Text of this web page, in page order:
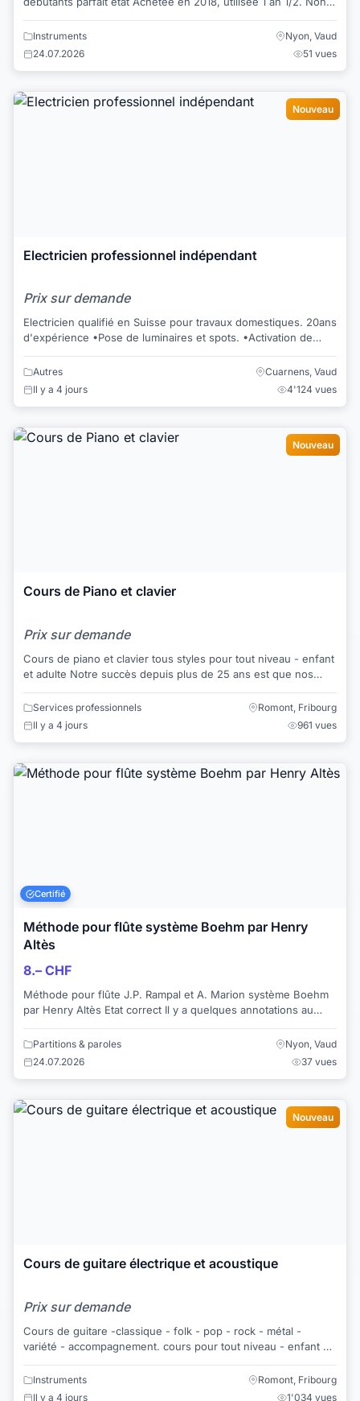
Instruments
Nyon, Vaud
24.07.2026
51 vues
Nouveau
Electricien professionnel indépendant
Prix sur demande
Electricien qualifié en Suisse pour travaux domestiques. 20ans
d'expérience •Pose de luminaires et spots. •Activation de
lignes téléphone/int...
Autres
Cuarnens, Vaud
Il y a 4 jours
4'124 vues
Nouveau
Cours de Piano et clavier
Prix sur demande
Cours de piano et clavier tous styles pour tout niveau - enfant
et adulte Notre succès depuis plus de 25 ans est que nos
Services professionnels
Romont, Fribourg
Il y a 4 jours
961 vues
Certifié
Méthode pour flûte système Boehm par Henry
Altès
8.– CHF
Méthode pour flûte J.P. Rampal et A. Marion système Boehm
par Henry Altès Etat correct Il y a quelques annotations au
crayon gris Je vends d...
Partitions & paroles
Nyon, Vaud
24.07.2026
37 vues
Nouveau
Cours de guitare électrique et acoustique
Prix sur demande
Cours de guitare -classique - folk - pop - rock - métal -
variété - accompagnement. cours pour tout niveau - enfant et
Instruments
Romont, Fribourg
Il y a 4 jours
1'034 vues